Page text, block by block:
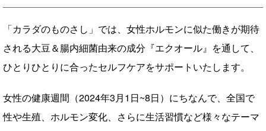
「カラダのものさし」では、女性ホルモンに似た働きが期待
される大豆＆腸内細菌由来の成分『エクオール』を通して、
ひとりひとりに合ったセルフケアをサポートいたします。
女性の健康週間（2024年3月1日~8日）にちなんで、全国で
性や生殖、ホルモン変化、さらに生活習慣など様々なテーマ